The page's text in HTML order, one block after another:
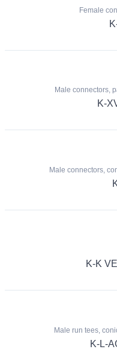
Female
Male connectors,
K-
Male connectors,
K-K
Male run tees,
K-L-